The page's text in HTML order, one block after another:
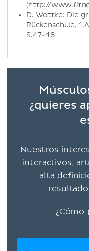
(http://
D. Wottke: Die
Rückenschule,
S.47-48
¿quieres
Nuestros
interactivos,
alta
¿Cómo